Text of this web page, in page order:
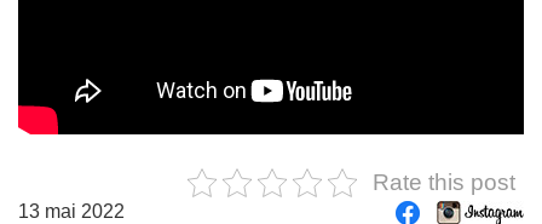
Rate this post
13 mai 2022